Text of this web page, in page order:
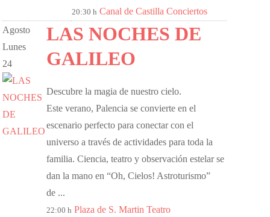
20:30 h Canal de Castilla Conciertos
Agosto
Lunes
24
LAS NOCHES DE
GALILEO
Descubre la magia de nuestro cielo.
​Este verano, Palencia se convierte en el
escenario perfecto para conectar con el
universo a través de actividades para toda la
familia. Ciencia, teatro y observación estelar se
dan la mano en “Oh, Cielos! Astroturismo”
de ...
22:00 h Plaza de S. Martin Teatro